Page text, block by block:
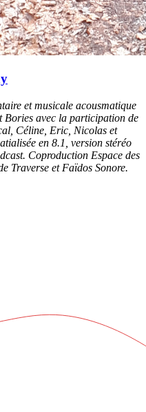
et musicale acousmatique
avec la participation de
Céline, Eric, Nicolas et
en 8.1, version stéréo
Coproduction Espace des
Traverse et Faïdos Sonore.